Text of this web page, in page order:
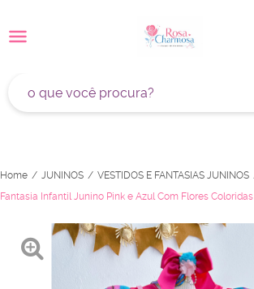
Home JUNINOS
VESTIDOS E FANTASIAS JUNINOS
Fantasia Infantil Junino Pink e Azul Com Flores Coloridas